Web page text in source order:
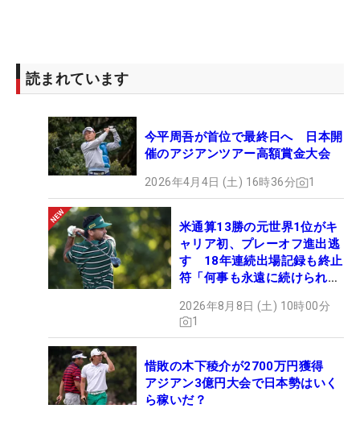
読まれています
今平周吾が首位で最終日へ 日本開
催のアジアンツアー高額賞金大会
2026年4月4日 (土) 16時36分 1
米通算13勝の元世界1位がキ
ャリア初、プレーオフ進出逃
す 18年連続出場記録も終止
符「何事も永遠に続けられな
2026年8月8日 (土) 10時00分
1
惜敗の木下稜介が2700万円獲得
アジアン3億円大会で日本勢はいく
ら稼いだ？